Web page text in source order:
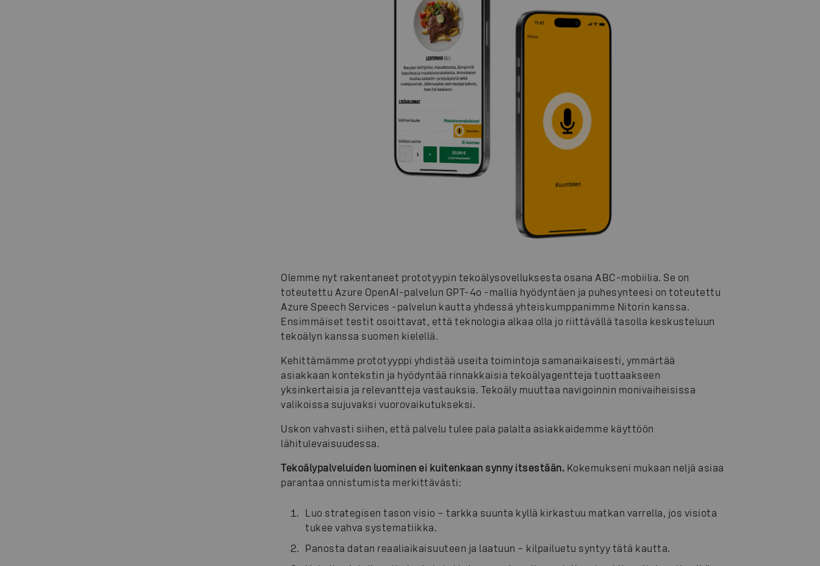
Olemme nyt rakentaneet prototyypin tekoälysovelluksesta osana ABC-mobiilia. Se on
toteutettu Azure OpenAI-palvelun GPT-4o -mallia hyödyntäen ja puhesynteesi on toteutettu
Azure Speech Services -palvelun kautta yhdessä yhteiskumppanimme Nitorin kanssa.
Ensimmäiset testit osoittavat, että teknologia alkaa olla jo riittävällä tasolla keskusteluun
tekoälyn kanssa suomen kielellä.
Kehittämämme prototyyppi yhdistää useita toimintoja samanaikaisesti, ymmärtää
asiakkaan kontekstin ja hyödyntää rinnakkaisia tekoälyagentteja tuottaakseen
yksinkertaisia ja relevantteja vastauksia. Tekoäly muuttaa navigoinnin monivaiheisissa
valikoissa sujuvaksi vuorovaikutukseksi.
Uskon vahvasti siihen, että palvelu tulee pala palalta asiakkaidemme käyttöön
lähitulevaisuudessa.
Tekoälypalveluiden luominen ei kuitenkaan synny itsestään. Kokemukseni mukaan neljä asiaa
parantaa onnistumista merkittävästi:
Luo strategisen tason visio – tarkka suunta kyllä kirkastuu matkan varrella, jos visiota
tukee vahva systematiikka.
Panosta datan reaaliaikaisuuteen ja laatuun – kilpailuetu syntyy tätä kautta.